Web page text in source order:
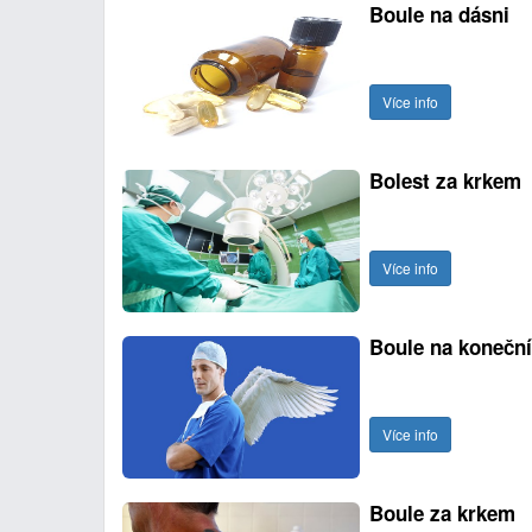
Boule na dásni
Více info
Bolest za krkem
Více info
Boule na
Více info
Boule za krkem